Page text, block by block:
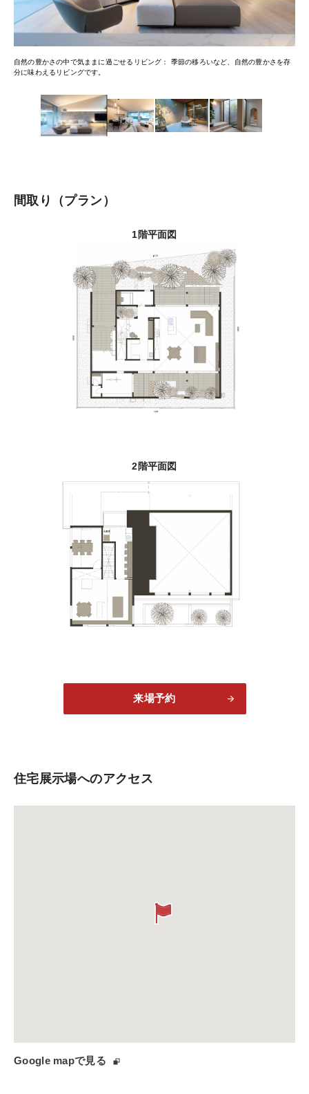
自然の豊かさの中で気ままに過ごせるリビング
季節の移ろいなど、自然の豊かさを存
分に味わえるリビングです。
間取り プラン
1階平面図
2階平面図
来場予約
住宅展示場へのアクセス
Google mapで見る